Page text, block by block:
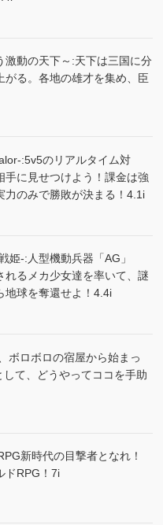
激動の天下～:天下は三国に分
がる。各地の雄才を集め、臣
:5v5のリアルタイム対
手に見せつけよう！課金は強
力のみで勝敗が決まる！4.1i
姫-:人型機動兵器「AG」
れるメカ少女達を率いて、謎
地球を奪還せよ！4.4i
ボロボロの宿屋から始まっ
て、どうやってココを手助
新時代の目撃者となれ！
ドRPG！7i